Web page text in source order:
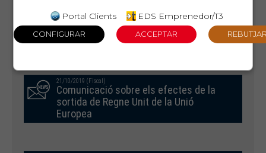
29/10/2019 (Laboral)
Comprovació de dades model 145 -
2019
21/10/2019 (Fiscal)
Comunicació sobre els efectes de la
sortida de Regne Unit de la Unió
Europea
Portal Clients EDS Emprenedor/T3